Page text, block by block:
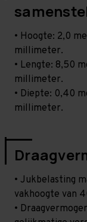
• Hoogte: 2,0
millimeter.
• Lengte: 8,50
millimeter.
• Diepte: 0,40
millimeter.
• Jukbelasting
vakhoogte van
•